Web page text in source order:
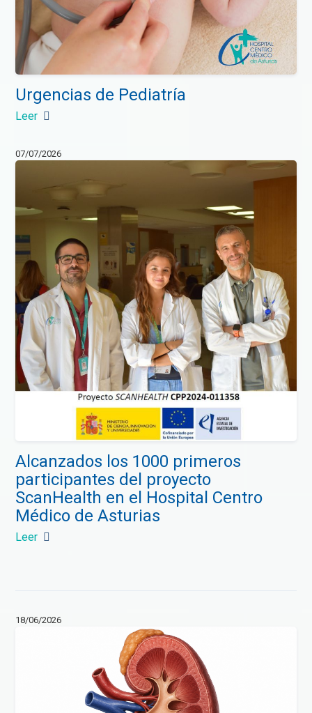
Urgencias de Pediatría
Leer
07/07/2026
Alcanzados los 1000 primeros
participantes del proyecto
ScanHealth en el Hospital Centro
Médico de Asturias
Leer
18/06/2026